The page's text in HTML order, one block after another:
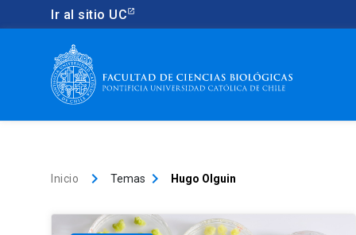
Ir al sitio UC
Inicio keyboard_arrow_right Temas keyboard_arrow_right Hugo Olguin